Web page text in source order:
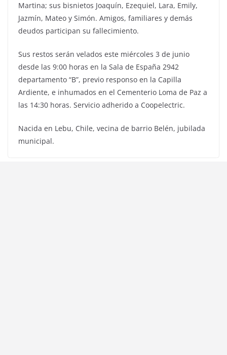
Martina; sus bisnietos Joaquín, Ezequiel, Lara, Emily,
Jazmín, Mateo y Simón. Amigos, familiares y demás
deudos participan su fallecimiento.
Sus restos serán velados este miércoles 3 de junio
desde las 9:00 horas en la Sala de España 2942
departamento “B”, previo responso en la Capilla
Ardiente, e inhumados en el Cementerio Loma de Paz a
las 14:30 horas. Servicio adherido a Coopelectric.
Nacida en Lebu, Chile, vecina de barrio Belén, jubilada
municipal.